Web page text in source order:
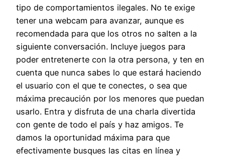
tipo de comportamientos ilegales. No te exige
tener una webcam para avanzar, aunque es
recomendada para que los otros no salten a la
siguiente conversación. Incluye juegos para
poder entretenerte con la otra persona, y ten en
cuenta que nunca sabes lo que estará haciendo
el usuario con el que te conectes, o sea que
máxima precaución por los menores que puedan
usarlo. Entra y disfruta de una charla divertida
con gente de todo el país y haz amigos. Te
damos la oportunidad máxima para que
efectivamente busques las citas en línea y